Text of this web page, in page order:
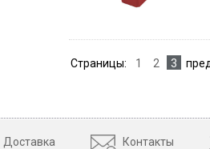
Страницы: 1 2 3
Доставка Контакты